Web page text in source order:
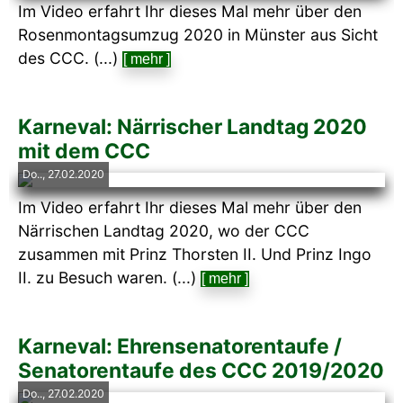
Im Video erfahrt Ihr dieses Mal mehr über den
Rosenmontagsumzug 2020 in Münster aus Sicht
des CCC. (...) [ mehr ]
Karneval: Närrischer Landtag 2020
mit dem CCC
Do.., 27.02.2020
Im Video erfahrt Ihr dieses Mal mehr über den
Närrischen Landtag 2020, wo der CCC
zusammen mit Prinz Thorsten II. Und Prinz Ingo
II. zu Besuch waren. (...) [ mehr ]
Karneval: Ehrensenatorentaufe /
Senatorentaufe des CCC 2019/2020
Do.., 27.02.2020